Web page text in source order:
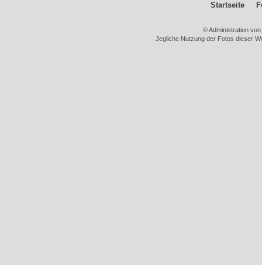
Startseite
© Administration
Jegliche Nutzung der Fotos dieser